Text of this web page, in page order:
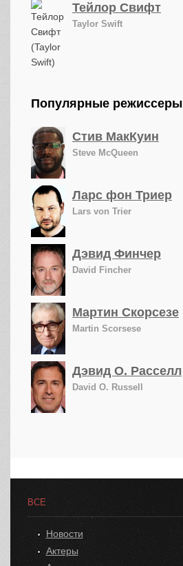
Тейлор Свифт
Taylor Swift
Популярные режиссеры
Стив МакКуин
Steve McQueen
Ларс фон Триер
Lars von Trier
Дэвид Финчер
David Fincher
Мартин Скорсезе
Martin Scorsese
Дэвид О. Расселл
David O. Russell
ВСЕ
Новости
Актеры